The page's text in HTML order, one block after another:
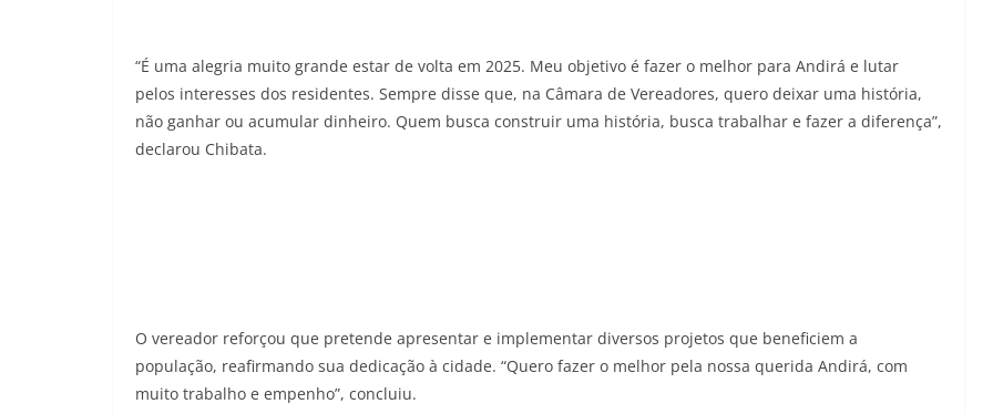
“É uma alegria muito grande estar de volta em 2025. Meu objetivo é fazer o melhor para Andirá e lutar
pelos interesses dos residentes. Sempre disse que, na Câmara de Vereadores, quero deixar uma história,
não ganhar ou acumular dinheiro. Quem busca construir uma história, busca trabalhar e fazer a diferença”,
declarou Chibata.
O vereador reforçou que pretende apresentar e implementar diversos projetos que beneficiem a
população, reafirmando sua dedicação à cidade. “Quero fazer o melhor pela nossa querida Andirá, com
muito trabalho e empenho”, concluiu.